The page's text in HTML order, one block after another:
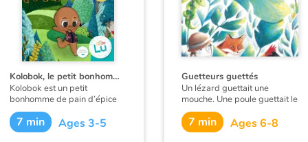
Kolobok, le petit bonhomme de pain d'épice
Kolobok est un petit
bonhomme de pain d’épice
confectionné par Baba.
Lorsqu'il prend vie et s’enfuit
7 min Ages 3-5
Guetteurs guettés
Un lézard guettait une
mouche. Une poule guettait le
lézard. Qui guette la poule ?
Un texte sous forme de
7 min Ages 6-8